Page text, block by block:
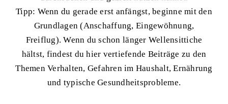
Tipp: Wenn du gerade erst anfängst, beginne mit den
Grundlagen (Anschaffung, Eingewöhnung,
Freiflug). Wenn du schon länger Wellensittiche
hältst, findest du hier vertiefende Beiträge zu den
Themen Verhalten, Gefahren im Haushalt, Ernährung
und typische Gesundheitsprobleme.